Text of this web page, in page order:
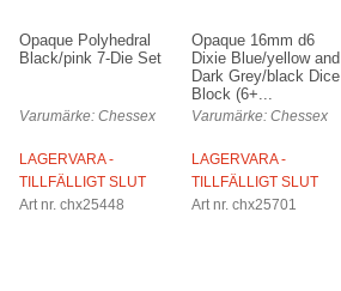
Opaque Polyhedral
Black/pink 7-Die Set
Varumärke: Chessex
LAGERVARA -
TILLFÄLLIGT SLUT
Art nr. chx25448
Opaque 16mm d6
Dixie Blue/yellow and
Dark Grey/black Dice
Block (6+...
Varumärke: Chessex
LAGERVARA -
TILLFÄLLIGT SLUT
Art nr. chx25701